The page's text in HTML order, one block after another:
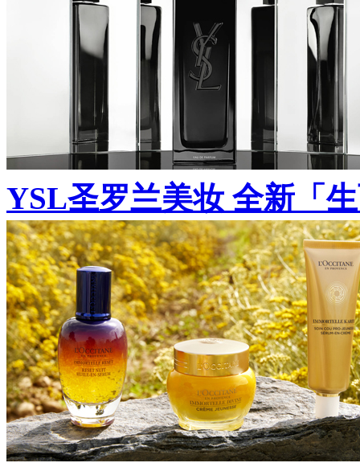
YSL圣罗兰美妆 全新「